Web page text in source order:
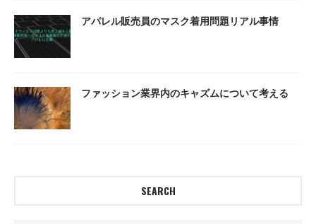
アパレル販売員のマスク着用問題リアル事情
ファッション業界内のキャズムについて考える
SEARCH